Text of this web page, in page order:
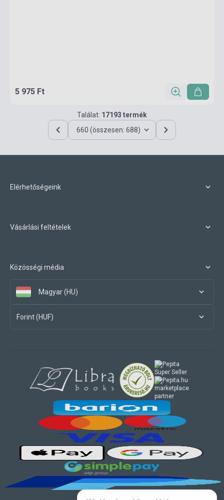
5 975 Ft
Találat: 17193 termék
660 (összesen: 688)
Elérhetőségeink
Vásárlási feltételek
Közösségi média
Magyar (HU)
Forint (HUF)
marketplace
partner